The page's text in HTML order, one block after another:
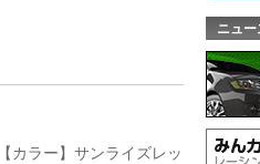
カラー】サンライズレッ
ニュー